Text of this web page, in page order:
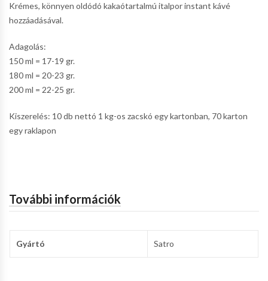
Krémes, könnyen oldódó kakaótartalmú italpor instant kávé
hozzáadásával.
Adagolás:
150 ml = 17-19 gr.
180 ml = 20-23 gr.
200 ml = 22-25 gr.
Kiszerelés: 10 db nettó 1 kg-os zacskó egy kartonban, 70 karton
egy raklapon
További információk
Gyártó Satro